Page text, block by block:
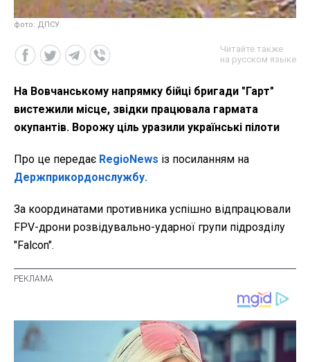
фото: ДПСУ
Читайте также
на русском языке
На Вовчанському напрямку бійці бригади "Гарт"
вистежили місце, звідки працювала гармата
окупантів. Ворожу ціль уразили українські пілоти
Про це передає RegioNews із посиланням на
Держприкордонслужбу.
За координатами противника успішно відпрацювали
FPV-дрони розвідувально-ударної групи підрозділу
"Falcon".